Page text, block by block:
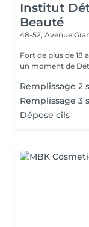
Institut
Beauté
48-52, Avenue
Fort de plus de 18
un moment de
Remplissage 2
Remplissage 3
Dépose cils